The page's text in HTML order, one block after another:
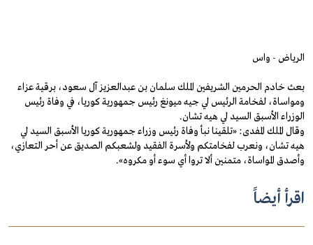
الرياض - واس
بعث خادم الحرمين الشريفين الملك سلمان بن عبدالعزيز آل سعود، برقية عزاء
ومواساة، لفخامة الرئيس لي جيه ميونغ رئيس جمهورية كوريا، في وفاة رئيس
الوزراء الأسبق السيد لي هيه تشان.
وقال الملك المفدى: «تلقينا نبأ وفاة رئيس وزراء جمهورية كوريا الأسبق السيد لي
هيه تشان، ونعرب لفخامتكم ولأسرة الفقيد ولشعبكم الصديق عن أحر التعازي،
وأصدق المواساة، متمنين ألا تروا أي سوء أو مكروه».
اقرأ أيضاً